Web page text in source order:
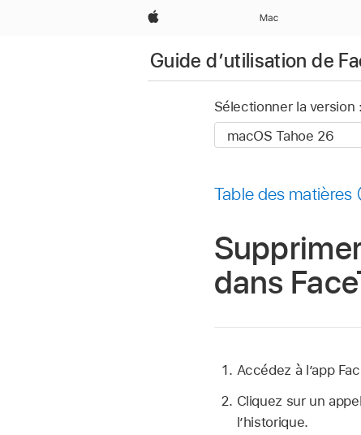
Apple Mac
Guide d’utilisation de
Sélectionner la version :
Table des matières
dans
Accédez à l’app
Cliquez sur un
l’historique.